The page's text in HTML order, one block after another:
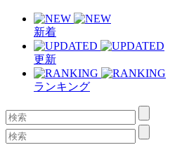
新着
更新
ランキング